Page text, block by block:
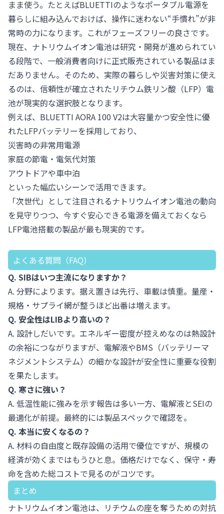
まま使う。たとえばBLUETTIのようなポータブル電源を
暮らしに組み込んでおけば、操作に迷わない“手慣れ”が非
常時の力になります。これがフェーズフリーの良さです。
現在、ナトリウムイオン電池は研究・開発が進められてい
る段階で、一般消費者向けに正式販売されている製品はま
だありません。そのため、実際の暮らしや災害対策に使え
るのは、信頼性が確立されたリチウム鉄リン酸（LFP）電
池が現実的な選択肢となります。
例えば、 BLUETTI AORA 100 V2は大容量かつ安全性に優
れたLFPバッテリーを採用しており、
災害時の非常用電源
家庭の節電・電気代対策
アウトドアや車中泊
といった幅広いシーンで活用できます。
「次世代」として注目されるナトリウムイオン電池の動向
を見守りつつ、今すぐ安心できる電源を備えておくなら
LFP電池搭載の製品が最も現実的です。
よくある質問（FAQ）
Q. SIBはいつ主流になりますか？
A. 分野によります。据え置きは先行、車載は慎重。量産・
規格・サプライ網が整うほど出番は増えます。
Q. 安全性はLIBより高いの？
A. 設計しだいです。エネルギー密度が控えめなのは熱設計
の余裕につながりますが、電解液やBMS（バッテリーマ
ネジメントシステム）の細かな設計が安全性に重要な役割
を果たします。
Q. 寒さに強い？
A. 低温性能に強みを示す報告は多い一方、電解液とSEIの
最適化が前提。最終的には製品スペックで確認を。
Q. 本当に安くなるの？
A. 材料の自由度と既存設備の活用で優位ですが、規模の
経済が効くまではもうひと息。価格だけでなく、保守・寿
命を含めた総コストで見るのがコツです。
まとめ
ナトリウムイオン電池は、リチウムの座を奪うための対抗